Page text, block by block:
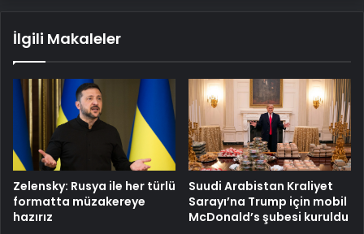
İlgili Makaleler
Zelensky: Rusya ile her türlü
formatta müzakereye
hazırız
Suudi Arabistan Kraliyet
Sarayı’na Trump için mobil
McDonald’s şubesi kuruldu